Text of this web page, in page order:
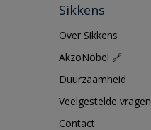
Sikkens
Over Sikkens
AkzoNobel 🔗
Duurzaamheid
Veelgestelde vragen
Contact